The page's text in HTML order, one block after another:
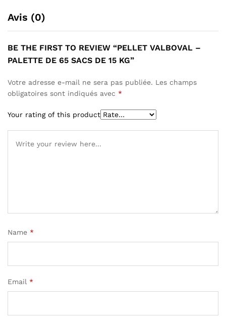
Avis (0)
BE THE FIRST TO REVIEW “PELLET VALBOVAL –
PALETTE DE 65 SACS DE 15 KG”
Votre adresse e-mail ne sera pas publiée. Les champs
obligatoires sont indiqués avec *
Your rating of this product
Name *
Email *